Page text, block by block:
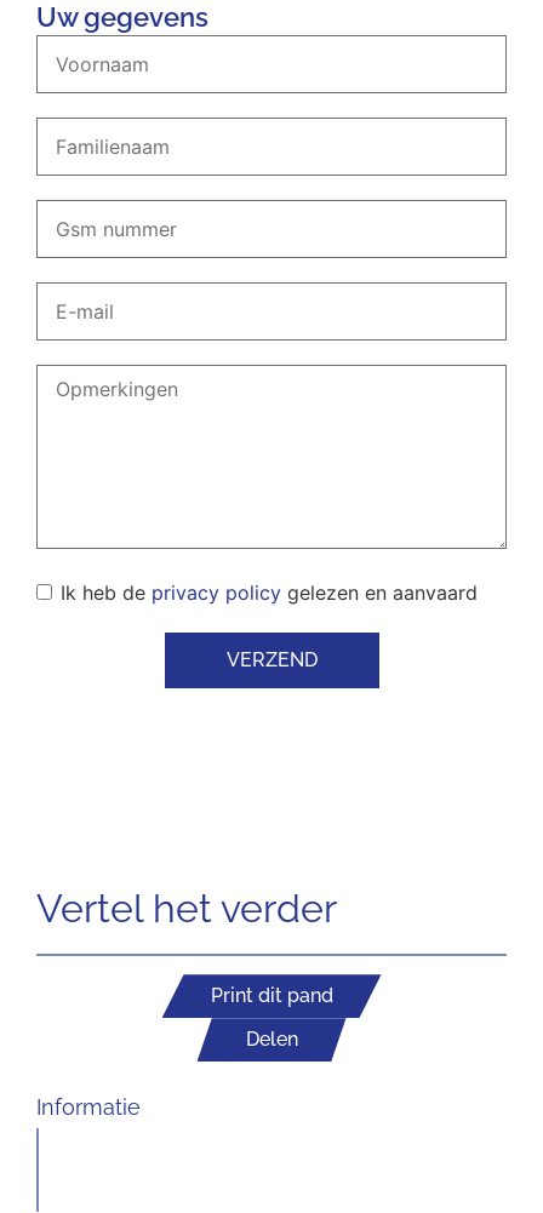
Uw gegevens
Ik heb de privacy policy gelezen en aanvaard
VERZEND
Vertel het verder
Print dit pand
Delen
Informatie